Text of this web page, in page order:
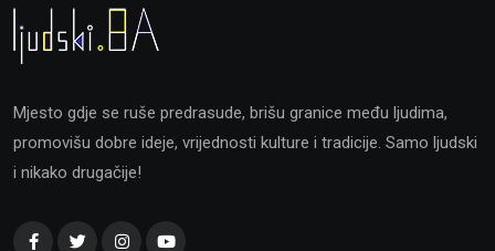
Mjesto gdje se ruše predrasude, brišu granice među ljudima,
promovišu dobre ideje, vrijednosti kulture i tradicije. Samo ljudski
i nikako drugačije!